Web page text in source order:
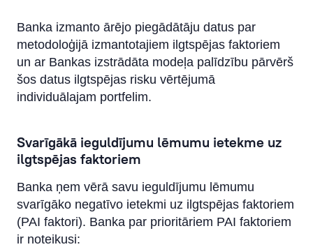
Banka izmanto ārējo piegādātāju datus par
metodoloģijā izmantotajiem ilgtspējas faktoriem
un ar Bankas izstrādāta modeļa palīdzību pārvērš
šos datus ilgtspējas risku vērtējumā
individuālajam portfelim.
Svarīgākā ieguldījumu lēmumu ietekme uz
ilgtspējas faktoriem
Banka ņem vērā savu ieguldījumu lēmumu
svarīgāko negatīvo ietekmi uz ilgtspējas faktoriem
(PAI faktori). Banka par prioritāriem PAI faktoriem
ir noteikusi: